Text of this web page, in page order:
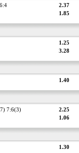
2.37
1.85
1.25
3.28
1.40
7:6(3) 2.25
1.06
1.30